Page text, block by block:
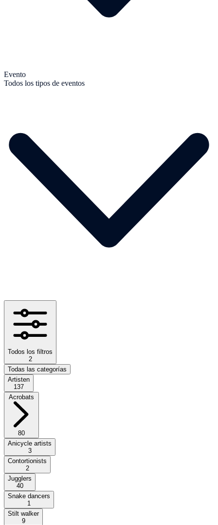
Evento
Todos los tipos de eventos
Todos los filtros
2
Todas las categorías
Artisten
137
80
Anicycle artists
3
Contortionists
2
Jugglers
40
Snake dancers
1
Stilt walker
9